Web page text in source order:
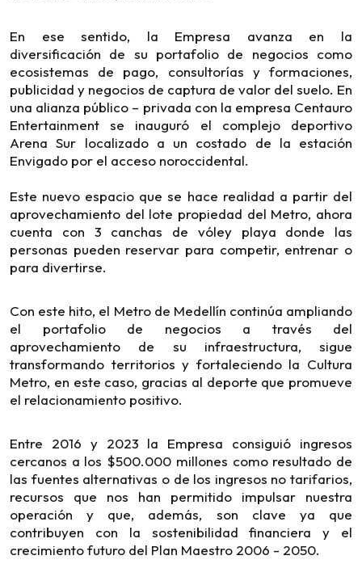
En ese sentido, la Empresa avanza en la
diversificación de su portafolio de negocios como
ecosistemas de pago, consultorías y formaciones,
publicidad y negocios de captura de valor del suelo. En
una alianza público – privada con la empresa Centauro
Entertainment se inauguró el complejo deportivo
Arena Sur localizado a un costado de la estación
Envigado por el acceso noroccidental.
Este nuevo espacio que se hace realidad a partir del
aprovechamiento del lote propiedad del Metro, ahora
cuenta con 3 canchas de vóley playa donde las
personas pueden reservar para competir, entrenar o
para divertirse.
Con este hito, el Metro de Medellín continúa ampliando
el portafolio de negocios a través del
aprovechamiento de su infraestructura, sigue
transformando territorios y fortaleciendo la Cultura
Metro, en este caso, gracias al deporte que promueve
el relacionamiento positivo.
Entre 2016 y 2023 la Empresa consiguió ingresos
cercanos a los $500.000 millones como resultado de
las fuentes alternativas o de los ingresos no tarifarios,
recursos que nos han permitido impulsar nuestra
operación y que, además, son clave ya que
contribuyen con la sostenibilidad financiera y el
crecimiento futuro del Plan Maestro 2006 - 2050.